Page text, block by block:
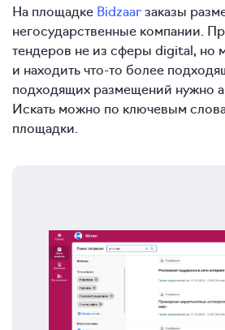
На площадке Bidzaarзаказы
негосударственные компании.
тендеров не из сферы digital, но
и находить что-то более
подходящих размещений нужно
Искать можно по ключевым
площадки.